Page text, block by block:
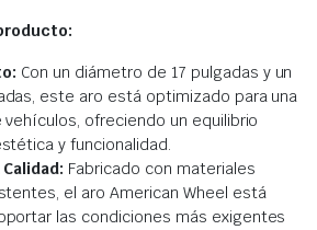
Con un diámetro de 17 pulgadas y un
este aro está optimizado para una
vehículos, ofreciendo un equilibrio
y funcionalidad.
Fabricado con materiales
el aro American Wheel está
las condiciones más exigentes